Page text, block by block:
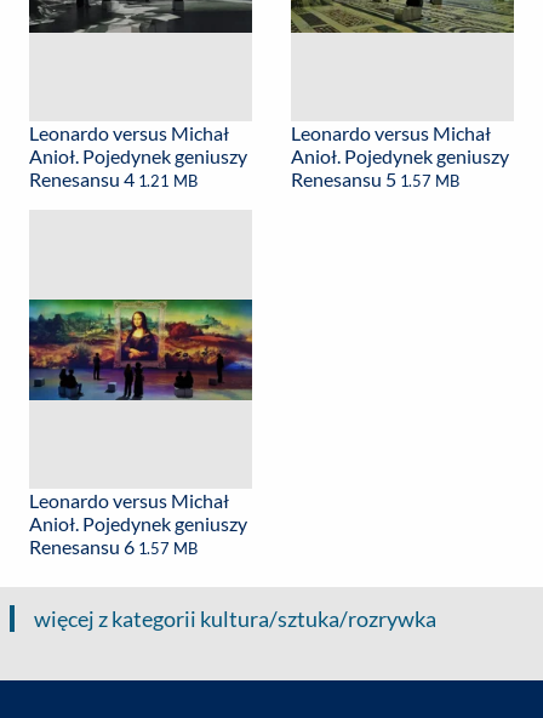
Leonardo versus Michał
Anioł. Pojedynek geniuszy
Renesansu 4 1.21 MB
Leonardo versus Michał
Anioł. Pojedynek geniuszy
Renesansu 5 1.57 MB
Leonardo versus Michał
Anioł. Pojedynek geniuszy
Renesansu 6 1.57 MB
więcej z kategorii kultura/sztuka/rozrywka